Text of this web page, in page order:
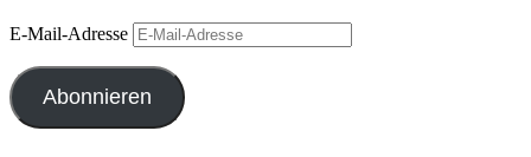
E-Mail-Adresse
Abonnieren